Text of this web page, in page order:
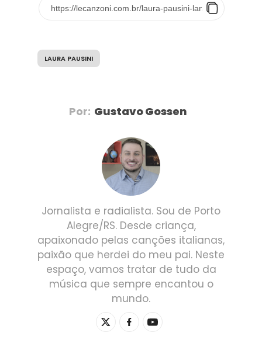
LAURA PAUSINI
Por: Gustavo Gossen
Jornalista e radialista. Sou de Porto
Alegre/RS. Desde criança,
apaixonado pelas canções italianas,
paixão que herdei do meu pai. Neste
espaço, vamos tratar de tudo da
música que sempre encantou o
mundo.